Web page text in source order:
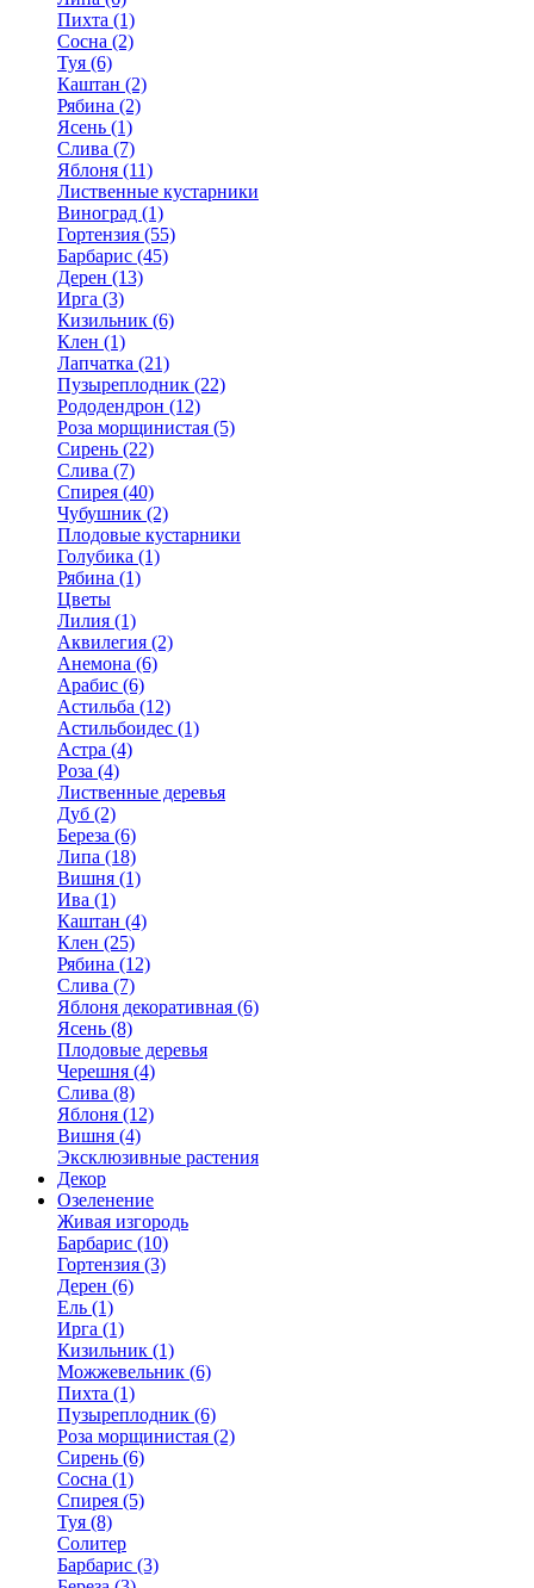
Пихта (1)
Сосна (2)
Туя (6)
Каштан (2)
Рябина (2)
Ясень (1)
Слива (7)
Яблоня (11)
Лиственные кустарники
Виноград (1)
Гортензия (55)
Барбарис (45)
Дерен (13)
Ирга (3)
Кизильник (6)
Клен (1)
Лапчатка (21)
Пузыреплодник (22)
Рододендрон (12)
Роза морщинистая (5)
Сирень (22)
Слива (7)
Спирея (40)
Чубушник (2)
Плодовые кустарники
Голубика (1)
Рябина (1)
Цветы
Лилия (1)
Аквилегия (2)
Анемона (6)
Арабис (6)
Астильба (12)
Астильбоидес (1)
Астра (4)
Роза (4)
Лиственные деревья
Дуб (2)
Береза (6)
Липа (18)
Вишня (1)
Ива (1)
Каштан (4)
Клен (25)
Рябина (12)
Слива (7)
Яблоня декоративная (6)
Ясень (8)
Плодовые деревья
Черешня (4)
Слива (8)
Яблоня (12)
Вишня (4)
Эксклюзивные растения
Декор
Озеленение
Живая изгородь
Барбарис (10)
Гортензия (3)
Дерен (6)
Ель (1)
Ирга (1)
Кизильник (1)
Можжевельник (6)
Пихта (1)
Пузыреплодник (6)
Роза морщинистая (2)
Сирень (6)
Сосна (1)
Спирея (5)
Туя (8)
Солитер
Барбарис (3)